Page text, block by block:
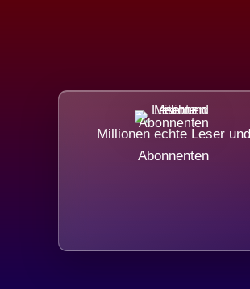
Millionen echte Leser und
Abonnenten